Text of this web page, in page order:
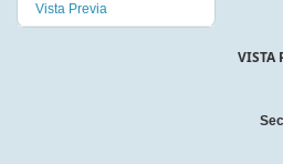
Vista Previa
VISTA